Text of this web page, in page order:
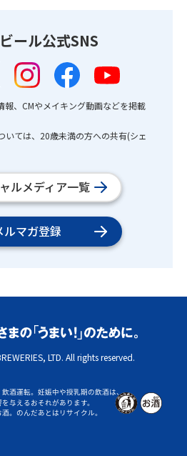
ール公式SNS
報、CMやメイキング動画などを掲載
ては、20歳未満の方への共有(シェ
ルメディア一覧
ルマガ登録
LTD. All rights reserved.